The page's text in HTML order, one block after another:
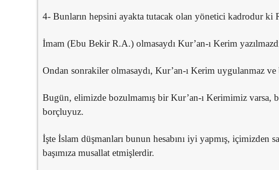
4- Bunların hepsini ayakta tutacak olan yönetici kadrodur ki
İmam (Ebu Bekir R.A.) olmasaydı Kur’an-ı Kerim
Ondan sonrakiler olmasaydı, Kur’an-ı Kerim uygulanmaz
Bugün, elimizde bozulmamış bir Kur’an-ı Kerimimiz varsa,
borçluyuz.
İşte İslam düşmanları bunun hesabını iyi yapmış, içimizden
başımıza musallat etmişlerdir.